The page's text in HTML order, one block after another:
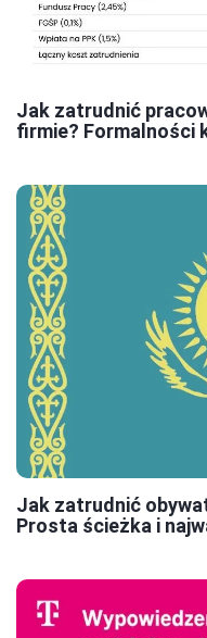
Jak zatrudnić
firmie? Formalności
Jak zatrudnić
Prosta ścieżka i